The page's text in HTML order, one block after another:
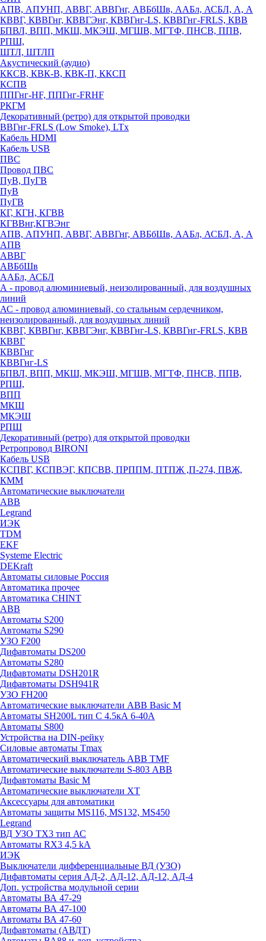
АПВ, АПУНП, АВВГ, АВВГнг, АВБбШв, ААБл, АСБЛ, А, А
КВВГ, КВВГнг, КВВГЭнг, КВВГнг-LS, КВВГнг-FRLS, КВВ
БПВЛ, ВПП, МКШ, МКЭШ, МГШВ, МГТФ, ПНСВ, ППВ,
РПШ,
ШТЛ, ШТЛП
Акустический (аудио)
ККСВ, КВК-В, КВК-П, ККСП
КСПВ
ППГнг-HF, ППГнг-FRHF
РКГМ
Декоративный (ретро) для открытой проводки
ВВГнг-FRLS (Low Smoke), LTx
Кабель HDMI
Кабель USB
ПВС
Провод ПВС
ПуВ, ПуГВ
ПуВ
ПуГВ
КГ, КГН, КГВВ
КГВВнг,КГВЭнг
АПВ, АПУНП, АВВГ, АВВГнг, АВБбШв, ААБл, АСБЛ, А, А
АПВ
АВВГ
АВБбШв
ААБл, АСБЛ
А - провод алюминиевый, неизолированный, для воздушных
линий
АС - провод алюминиевый, со стальным сердечником,
неизолированный, для воздушных линий
КВВГ, КВВГнг, КВВГЭнг, КВВГнг-LS, КВВГнг-FRLS, КВВ
КВВГ
КВВГнг
КВВГнг-LS
БПВЛ, ВПП, МКШ, МКЭШ, МГШВ, МГТФ, ПНСВ, ППВ,
РПШ,
ВПП
МКШ
МКЭШ
РПШ
Декоративный (ретро) для открытой проводки
Ретропровод BIRONI
Кабель USB
КСПВГ, КСПВЭГ, КПСВВ, ПРППМ, ПТПЖ ,П-274, ПВЖ,
КММ
Автоматические выключатели
ABB
Legrand
ИЭК
TDM
EKF
Systeme Electric
DEKraft
Автоматы силовые Россия
Автоматика прочее
Автоматика CHINT
ABB
Автоматы S200
Автоматы S290
УЗО F200
Дифавтоматы DS200
Автоматы S280
Дифавтоматы DSH201R
Дифавтоматы DSH941R
УЗО FH200
Автоматические выключатели ABB Basic M
Автоматы SH200L тип С 4.5кА 6-40А
Автоматы S800
Устройства на DIN-рейку
Силовые автоматы Tmax
Автоматический выключатель ABB TMF
Автоматические выключатели S-803 АВВ
Дифавтоматы Basic M
Автоматические выключатели XT
Аксессуары для автоматики
Автоматы защиты MS116, MS132, MS450
Legrand
ВД УЗО TX3 тип АС
Автоматы RX3 4,5 kA
ИЭК
Выключатели дифференциальные ВД (УЗО)
Дифавтоматы серия АД-2, АД-12, АД-12, АД-4
Доп. устройства модульной серии
Автоматы ВА 47-29
Автоматы ВА 47-100
Автоматы ВА 47-60
Дифавтоматы (АВДТ)